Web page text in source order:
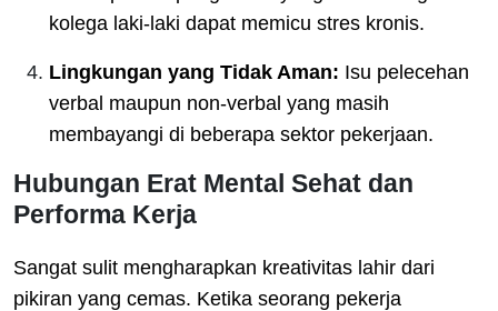
kolega laki-laki dapat memicu stres kronis.
Lingkungan yang Tidak Aman: Isu pelecehan
verbal maupun non-verbal yang masih
membayangi di beberapa sektor pekerjaan.
Hubungan Erat Mental Sehat dan
Performa Kerja
Sangat sulit mengharapkan kreativitas lahir dari
pikiran yang cemas. Ketika seorang pekerja